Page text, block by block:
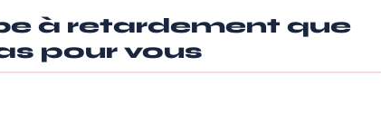
à retardement que
pour vous